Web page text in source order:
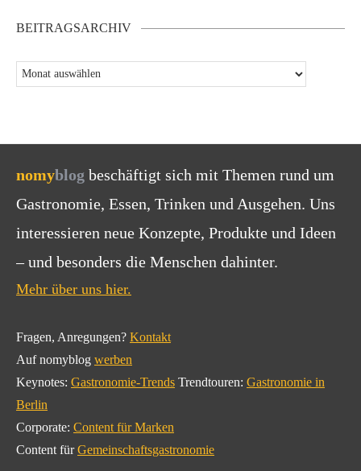
BEITRAGSARCHIV
nomyblog beschäftigt sich mit Themen rund um
Gastronomie, Essen, Trinken und Ausgehen. Uns
interessieren neue Konzepte, Produkte und Ideen
– und besonders die Menschen dahinter.
Mehr über uns hier.
Fragen, Anregungen? Kontakt
Auf nomyblog werben
Keynotes: Gastronomie-Trends Trendtouren: Gastronomie in
Berlin
Corporate: Content für Marken
Content fürGemeinschaftsgastronomie